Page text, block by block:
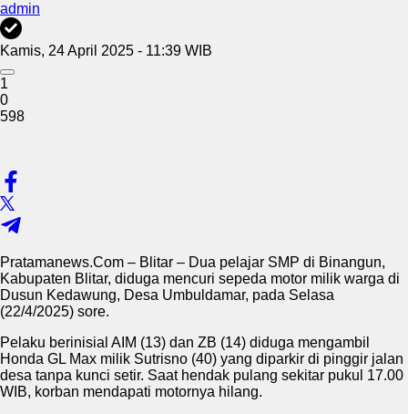
admin
Kamis, 24 April 2025 - 11:39 WIB
1
0
598
Pratamanews.Com – Blitar – Dua pelajar SMP di Binangun,
Kabupaten Blitar, diduga mencuri sepeda motor milik warga di
Dusun Kedawung, Desa Umbuldamar, pada Selasa
(22/4/2025) sore.
Pelaku berinisial AIM (13) dan ZB (14) diduga mengambil
Honda GL Max milik Sutrisno (40) yang diparkir di pinggir jalan
desa tanpa kunci setir. Saat hendak pulang sekitar pukul 17.00
WIB, korban mendapati motornya hilang.